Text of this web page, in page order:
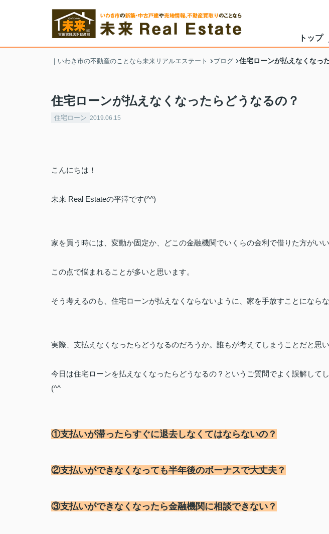
トップ
｜いわき市の不動産のことなら未来リアルエステート ブログ 住宅ローンが払えなくなっ
住宅ローンが払えなくなったらどうなるの？
住宅ローン 2019.06.15
こんにちは！
未来 Real Estateの平澤です(^^)
家を買う時には、変動か固定か、 どこの金融機関でいくらの金利で借りた方がい
この点で悩まれることが多いと思います。
そう考えるのも、住宅ローンが払えなくならないように、 家を手放すことになら
実際、支払えなくなったらどうなるのだろうか。 誰もが考えてしまうことだと思い
今日は住宅ローンを払えなくなったらどうなるの？というご質問でよく誤解して
(^^
①支払いが滞ったらすぐに退去しなくてはならないの？
②支払いができなくなっても半年後のボーナスで大丈夫？
③支払いができなくなったら金融機関に相談できない？